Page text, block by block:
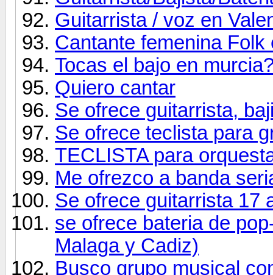
Guitarrista / voz en
Cantante femenina Folk
Tocas el bajo en
Quiero cantar
Se ofrece guitarrista,
Se ofrece teclista para
TECLISTA para
Me ofrezco a banda
Se ofrece guitarrista 17
se ofrece bateria de
Malaga y Cadiz)
Busco grupo musical